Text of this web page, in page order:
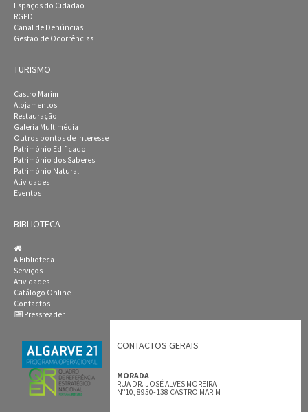
Espaços do Cidadão
RGPD
Canal de Denúncias
Gestão de Ocorrências
TURISMO
Castro Marim
Alojamentos
Restauração
Galeria Multimédia
Outros pontos de Interesse
Património Edificado
Património dos Saberes
Património Natural
Atividades
Eventos
BIBLIOTECA
A Biblioteca
Serviços
Atividades
Catálogo Online
Contactos
Pressreader
CONTACTOS GERAIS
MORADA
RUA DR. JOSÉ ALVES MOREIRA
Nº10, 8950-138 CASTRO MARIM